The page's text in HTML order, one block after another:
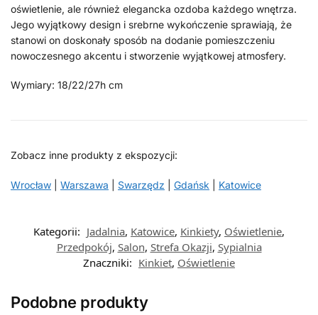
oświetlenie, ale również elegancka ozdoba każdego wnętrza.
Jego wyjątkowy design i srebrne wykończenie sprawiają, że
stanowi on doskonały sposób na dodanie pomieszczeniu
nowoczesnego akcentu i stworzenie wyjątkowej atmosfery.
Wymiary: 18/22/27h cm
Zobacz inne produkty z ekspozycji:
Wrocław Warszawa Swarzędz Gdańsk Katowice
Kategorii: Jadalnia, Katowice, Kinkiety, Oświetlenie,
Przedpokój, Salon, Strefa Okazji, Sypialnia
Znaczniki: Kinkiet, Oświetlenie
Podobne produkty